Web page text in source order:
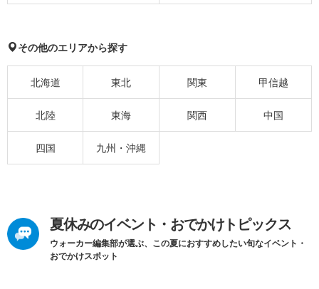
その他のエリアから探す
北海道 東北 関東 甲信越
北陸 東海 関西 中国
四国 九州・沖縄
夏休みのイベント・おでかけトピックス
ウォーカー編集部が選ぶ、この夏におすすめしたい旬なイベント・
おでかけスポット